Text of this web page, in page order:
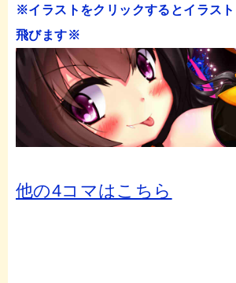
※イラストをクリックするとイラス
飛びます※
他の4コマはこちら